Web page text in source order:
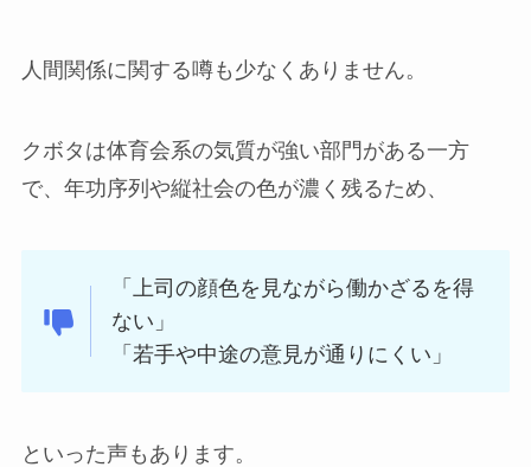
人間関係に関する噂も少なくありません。
クボタは体育会系の気質が強い部門がある一方
で、年功序列や縦社会の色が濃く残るため、
「上司の顔色を見ながら働かざるを得
ない」
「若手や中途の意見が通りにくい」
といった声もあります。